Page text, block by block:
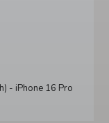
- iPhone 16 Pro